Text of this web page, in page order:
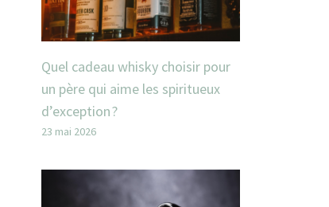
Quel cadeau whisky choisir pour
un père qui aime les spiritueux
d’exception ?
23 mai 2026